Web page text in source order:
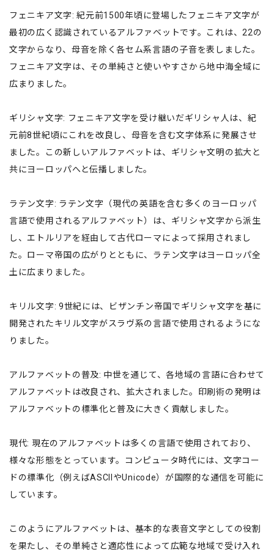
フェニキア文字: 紀元前1500年頃に登場したフェニキア文字が
最初の広く認識されているアルファベットです。これは、22の
文字からなり、母音を除く各セム系言語の子音を表しました。
フェニキア文字は、その単純さと使いやすさから地中海全域に
広まりました。
ギリシャ文字: フェニキア文字を受け継いだギリシャ人は、紀
元前8世紀頃にこれを改良し、母音を含む文字体系に発展させ
ました。この新しいアルファベットは、ギリシャ文明の拡大と
共にヨーロッパへと伝播しました。
ラテン文字: ラテン文字（現代の英語を含む多くのヨーロッパ
言語で使用されるアルファベット）は、ギリシャ文字から派生
し、エトルリアを経由して古代ローマによって採用されまし
た。ローマ帝国の広がりとともに、ラテン文字はヨーロッパ全
土に広まりました。
キリル文字: 9世紀には、ビザンチン帝国でギリシャ文字を基に
開発されたキリル文字がスラヴ系の言語で使用されるようにな
りました。
アルファベットの普及: 中世を通じて、各地域の言語に合わせて
アルファベットは改良され、拡大されました。印刷術の発明は
アルファベットの標準化と普及に大きく貢献しました。
現代: 現在のアルファベットは多くの言語で使用されており、
様々な形態をとっています。コンピュータ時代には、文字コー
ドの標準化（例えばASCIIやUnicode）が国際的な通信を可能に
しています。
このようにアルファベットは、基本的な表音文字としての役割
を果たし、その単純さと適応性によって広範な地域で受け入れ